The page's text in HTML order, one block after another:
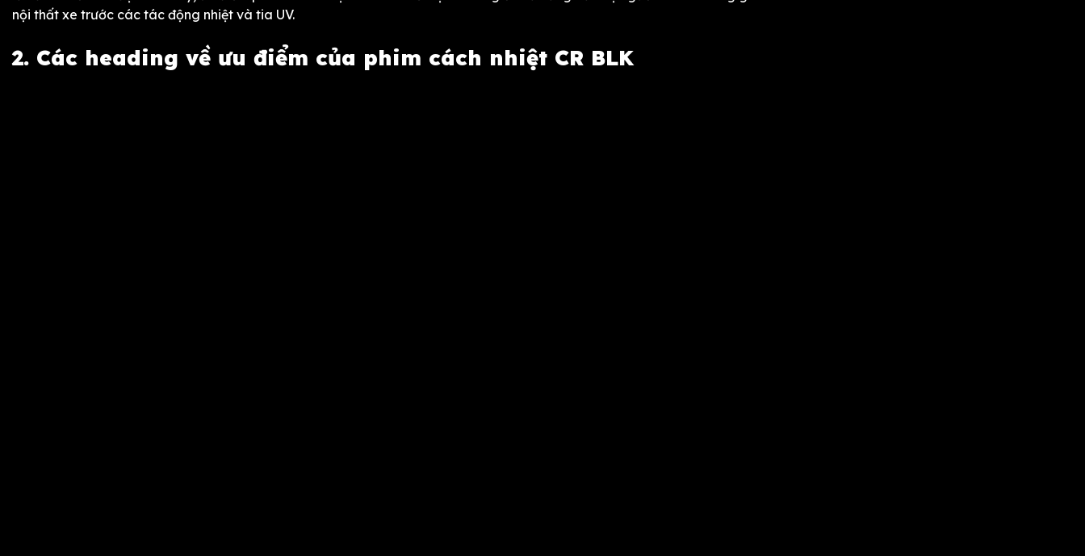
nội thất xe trước các tác động nhiệt và tia UV.
2. Các heading về ưu điểm của phim cách nhiệt CR BLK